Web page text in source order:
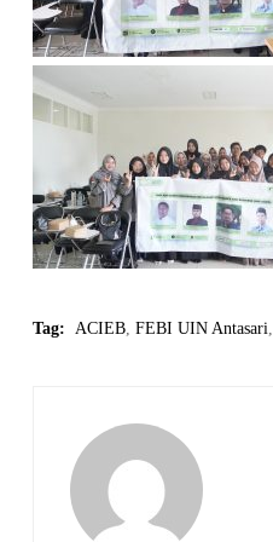
Tag: ACIEB, FEBI UIN Antasari,